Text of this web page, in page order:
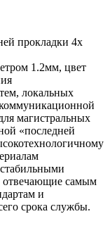
прокладки 4х
1.2мм, цвет
локальных
магистральных
«последней
отвечающие самым
и
срока службы.